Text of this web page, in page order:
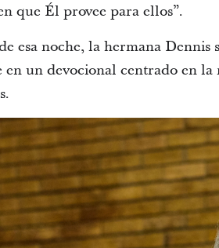
que Él provee para ellos”.
esa noche, la hermana Dennis
un devocional centrado en la